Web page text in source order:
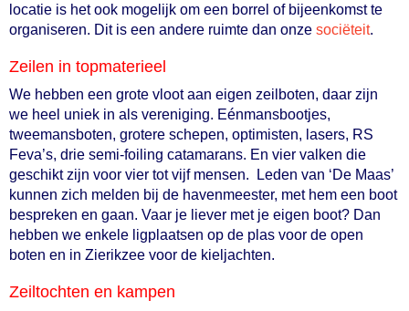
locatie is het ook mogelijk om een borrel of bijeenkomst te
organiseren. Dit is een andere ruimte dan onze sociëteit.
Zeilen in topmaterieel
We hebben een grote vloot aan eigen zeilboten, daar zijn
we heel uniek in als vereniging. Eénmansbootjes,
tweemansboten, grotere schepen, optimisten, lasers, RS
Feva’s, drie semi-foiling catamarans. En vier valken die
geschikt zijn voor vier tot vijf mensen. Leden van ‘De Maas’
kunnen zich melden bij de havenmeester, met hem een boot
bespreken en gaan. Vaar je liever met je eigen boot? Dan
hebben we enkele ligplaatsen op de plas voor de open
boten en in Zierikzee voor de kieljachten.
Zeiltochten en kampen